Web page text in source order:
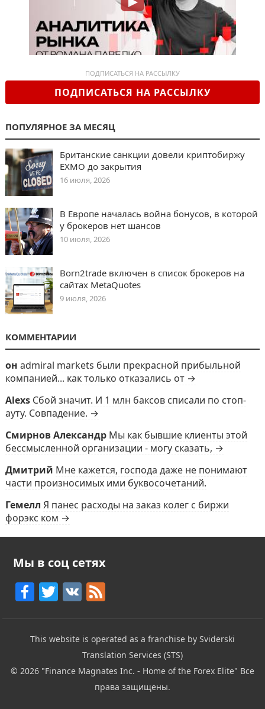
ПОДПИСАТЬСЯ НА РАССЫЛКУ
ПОДПИСАТЬСЯ НА РАССЫЛКУ
ПОПУЛЯРНОЕ ЗА МЕСЯЦ
Британские санкции довели криптобиржу
EXMO до закрытия
16 июля, 2026
В Европе началась война бонусов, в которой
у брокеров нет шансов
10 июля, 2026
Born2trade включен в список брокеров на
сайтах MetaQuotes
9 июля, 2026
КОММЕНТАРИИ
он admiral markets были прекрасной прибыльной
компанией... как только отказались от →
Alexs Сбой значит. И 1 млн баксов списали по стоп-
ауту. Совпадение. →
Смирнов Александр Мы как бывшие клиенты этой
бессмысленной организации - могу сказать, →
Дмитрий Мне кажется, господа даже не понимают
части произносимых ими буквосочетаний.
Гемелл Я панес расходы на заказ колег с биржи
форэкс ком →
Мы в соц сетях
F
c
e
b
T
itt
er
V F
e
d
This website is operated as a franchise by Sviderski
Translation Services (STS)
© 2026 "Finance Magnates Inc. - Home of the Forex Elite" Все
права защищены.